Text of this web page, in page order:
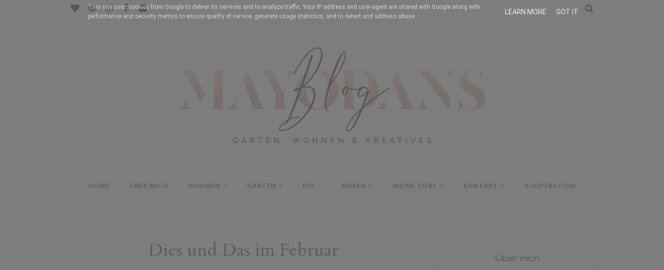
HOME ÜBER MICH WOHNEN GARTEN DIY REISEN MEINE TIERE KONTAKT KOOPERATION
Dies und Das im Februar Über mich
This site uses cookies from Google to deliver its services and to analyze traffic. Your IP address and user-agent are shared with Google along with
performance and security metrics to ensure quality of service, generate usage statistics, and to detect and address abuse.
LEARN MORE GOT IT